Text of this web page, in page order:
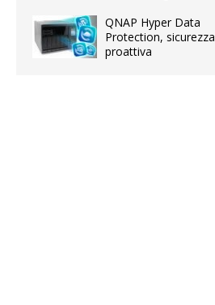
QNAP Hyper Data
Protection, sicurezza
proattiva